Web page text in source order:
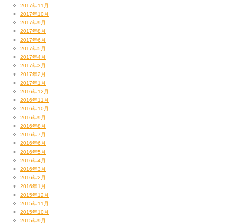
2017年11月
2017年10月
2017年9月
2017年8月
2017年6月
2017年5月
2017年4月
2017年3月
2017年2月
2017年1月
2016年12月
2016年11月
2016年10月
2016年9月
2016年8月
2016年7月
2016年6月
2016年5月
2016年4月
2016年3月
2016年2月
2016年1月
2015年12月
2015年11月
2015年10月
2015年9月